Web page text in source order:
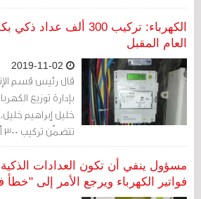
الذكية التي تم
العام المقبل
قال رئيس قسم
بإدارة توزيع
خليل إبراهيم
العدادات القديمة
مسؤول ينفي أن تكون العدادات
فواتير الكهرباء ويرجع الأمر إلى